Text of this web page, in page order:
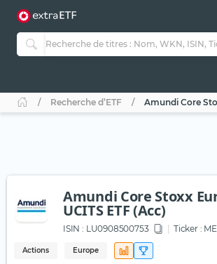
Recherche d’ETF Amundi Core
Amundi Core Stoxx
UCITS ETF (Acc)
ISIN : LU0908500753 Ticker :
Actions Europe